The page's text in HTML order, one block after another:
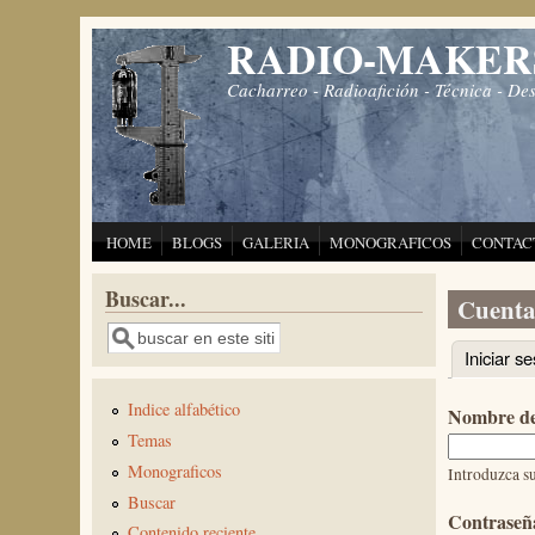
Pasar al contenido principal RADIO-
Cacharreo - Radioafición - Técnica -
HOME BLOGS GALERIA MONOGRAFICOS
Iniciar
Nombre
Introduzca
Buscar...
Buscar
Indice alfabético
Temas
Monograficos
Buscar